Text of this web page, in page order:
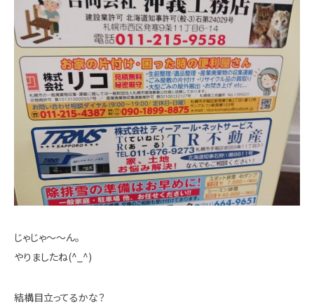
じゃじゃ～～ん。
やりましたね(^_^)
結構目立ってるかな？